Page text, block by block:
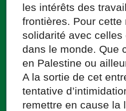
les intérêts des
frontières. Pour
solidarité avec celles
dans le monde. Que
en Palestine ou
A la sortie de cet
tentative
remettre en cause la